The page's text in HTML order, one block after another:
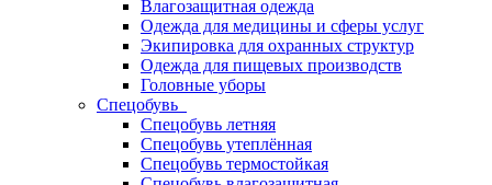
Влагозащитная одежда
Одежда для медицины и сферы услуг
Экипировка для охранных структур
Одежда для пищевых производств
Головные уборы
Спецобувь
Спецобувь летняя
Спецобувь утеплённая
Спецобувь термостойкая